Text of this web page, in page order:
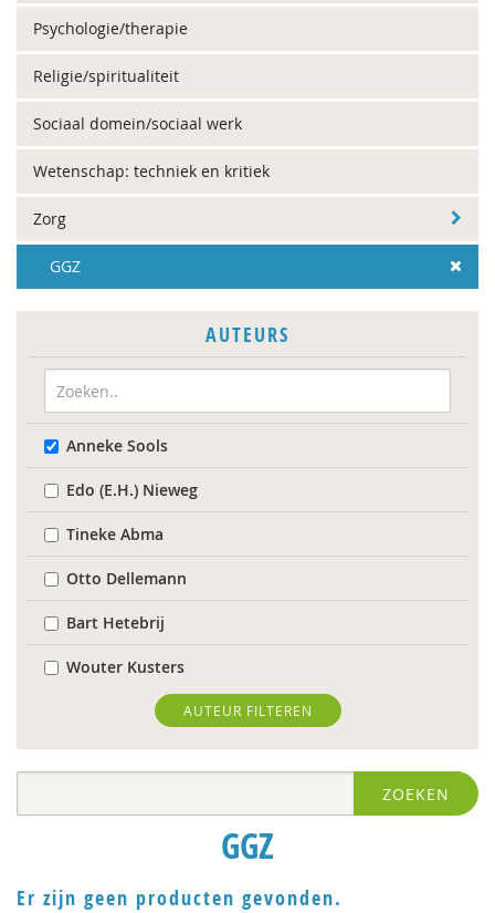
Psychologie/therapie
Religie/spiritualiteit
Sociaal domein/sociaal werk
Wetenschap: techniek en kritiek
Zorg
GGZ
AUTEURS
Anneke Sools
Edo (E.H.) Nieweg
Tineke Abma
Otto Dellemann
Bart Hetebrij
Wouter Kusters
Elleke Landeweer
Hannah Leyerzapf VUmc
afdeling Metamedica
Brecht Molenaar
AUTEUR FILTEREN
ZOEKEN
GGZ
Er zijn geen producten gevonden.